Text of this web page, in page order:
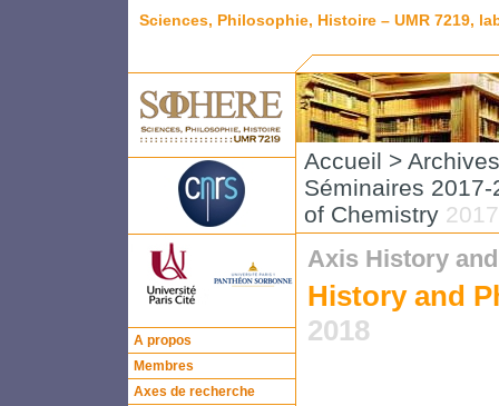
Sciences, Philosophie, Histoire – UMR 7219,
A propos
Membres
Axes de recherche
Accueil > Archives
Séminaires
of Chemistry
Axis History
History and
2018